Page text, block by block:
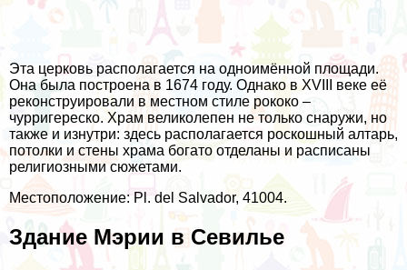
Эта церковь располагается на одноимённой площади.
Она была построена в 1674 году. Однако в XVIII веке её
реконструировали в местном стиле рококо –
чурригереско. Храм великолепен не только снаружи, но
также и изнутри: здесь располагается роскошный алтарь,
потолки и стены храма богато отделаны и расписаны
религиозными сюжетами.
Местоположение: Pl. del Salvador, 41004.
Здание Мэрии в Севилье